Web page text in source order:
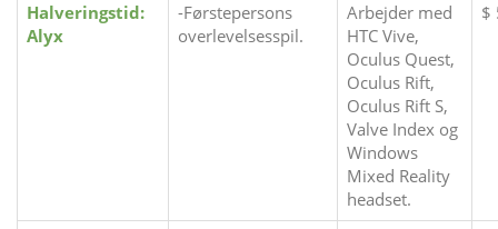
Halveringstid:
Alyx
-Førstepersons
overlevelsesspil.
Arbejder med
HTC Vive,
Oculus Quest,
Oculus Rift,
Oculus Rift S,
Valve Index og
Windows
Mixed Reality
headset.
$